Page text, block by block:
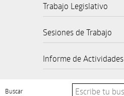
Trabajo Legislativo
Sesiones de Trabajo
Informe de Actividades
Buscar